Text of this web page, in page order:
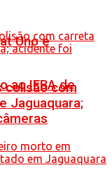
Uno e
ao IFBA de
com
Jaguaquara;